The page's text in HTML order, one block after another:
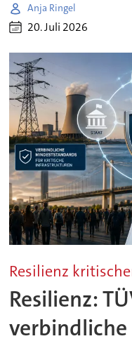
Anja Ringel
20. Juli 2026
Resilienz
Resilienz: